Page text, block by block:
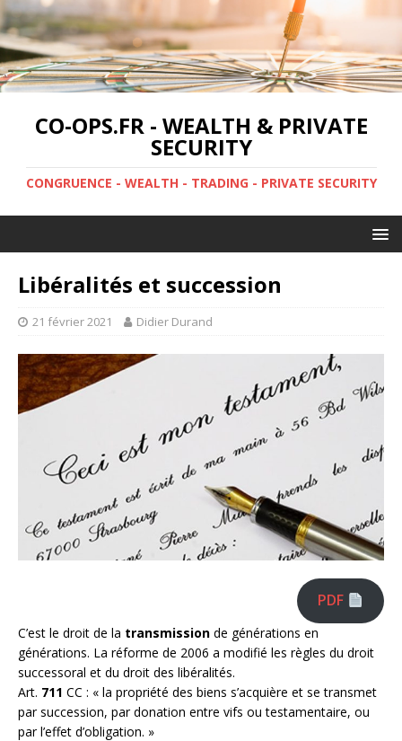
CO-OPS.FR - WEALTH & PRIVATE
SECURITY
CONGRUENCE - WEALTH - TRADING - PRIVATE SECURITY
Libéralités et succession
21 février 2021 Didier Durand
PDF
C’est le droit de la transmission de générations en
générations. La réforme de 2006 a modifié les règles du droit
successoral et du droit des libéralités.
Art. 711 CC : « la propriété des biens s’acquière et se transmet
par succession, par donation entre vifs ou testamentaire, ou
par l’effet d’obligation. »